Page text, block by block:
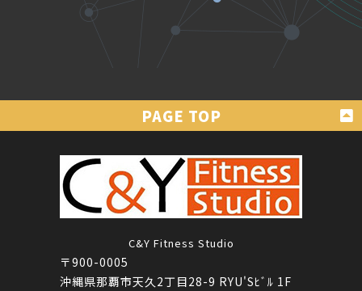
C&Y Fitness Studio
〒900-0005
沖縄県那覇市天久2丁目28-9 RYU'Sﾋﾞﾙ 1F